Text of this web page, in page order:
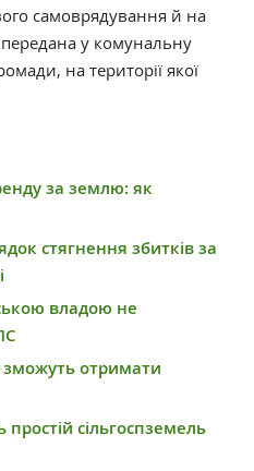
самоврядування й на
передана у комунальну
на території якої
за землю: як
стягнення збитків за
владою не
отримати
сільгоспземель